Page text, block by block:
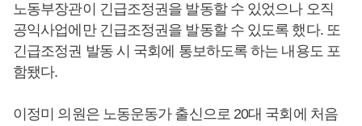
노동부장관이 긴급조정권을 발동할 수 있었으나 오직
공익사업에만 긴급조정권을 발동할 수 있도록 했다. 또
긴급조정권 발동 시 국회에 통보하도록 하는 내용도 포
함됐다.
이정미 의원은 노동운동가 출신으로 20대 국회에 처음